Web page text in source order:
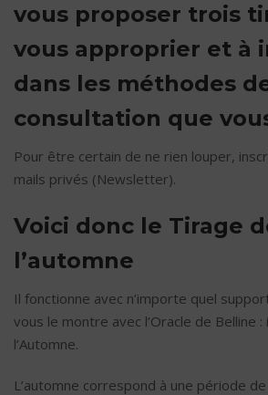
vous proposer trois
vous approprier et à
dans les méthodes
consultation que
Pour être certain de ne rien louper,
mails privés (Newsletter).
Voici donc le Tirage
l’automne
Il fonctionne avec n’importe quel
vous le montre avec l’Oracle de Belline
l’Automne.
L’automne correspond à une période